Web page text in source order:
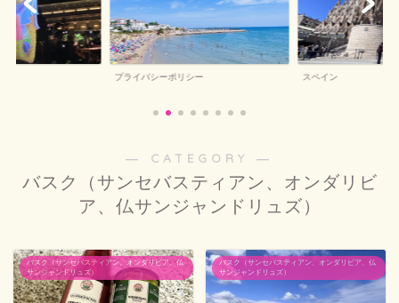
プライバシーポリシー スペイン
― CATEGORY ―
バスク（サンセバスティアン、オンダリビ
ア、仏サンジャンドリュズ）
バスク（サンセバスティアン、オンダリビア、仏
サンジャンドリュズ）
バスク（サンセバスティアン、オンダリビア、仏
サンジャンドリュズ）